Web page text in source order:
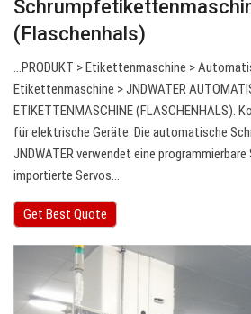
(Flaschenhals)
…PRODUKT > Etikettenmaschine >
Etikettenmaschine > JNDWATER
ETIKETTENMASCHINE (FLASCHENHALS).
für elektrische Geräte. Die automatische
JNDWATER verwendet eine programmierbare
importierte Servos…
Get Best Quote